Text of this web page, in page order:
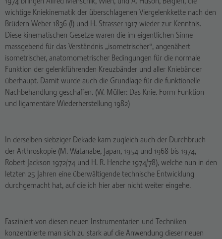
wichtige Kniekinematik der überschlagenen Viergelenkkette nach den
Brüdern Weber 1836 (!) und H. Strasser 1917 wieder zur Kenntnis.
Diese kinematischen Gesetze waren die im eigentlichen Sinne
massgebend für das Verständnis „isometrischer“, angenähert
isometrischer, anatomometrischer Bedingungen für die normale
Funktion der gelenkführenden Kreuzbänder und aller Kniebänder
überhaupt. Damit wurde auch die Grundlage für die funktionelle
Nachbehandlung geschaffen. (W. Müller: Das Knie. Form Funktion
und ligamentäre Wiederherstellung 1982)
In derselben siebziger Dekade kam zugleich auch der Durchbruch
der Arthroskopie (M. Watanabe, Japan, 1954 und 1968 bis 1974,
Robert Jackson 1972/74 und H. R. Henche 1974/78), welche nun in den
letzten 25 Jahren eine überwältigende technische Entwicklung
durchgemacht hat, auf die ich hier aber nicht weiter eingehe.
Fasziniert von diesen neuen Instrumentarien und Techniken
konzentrierte man sich zu stark auf die Anwendung dieser neuen